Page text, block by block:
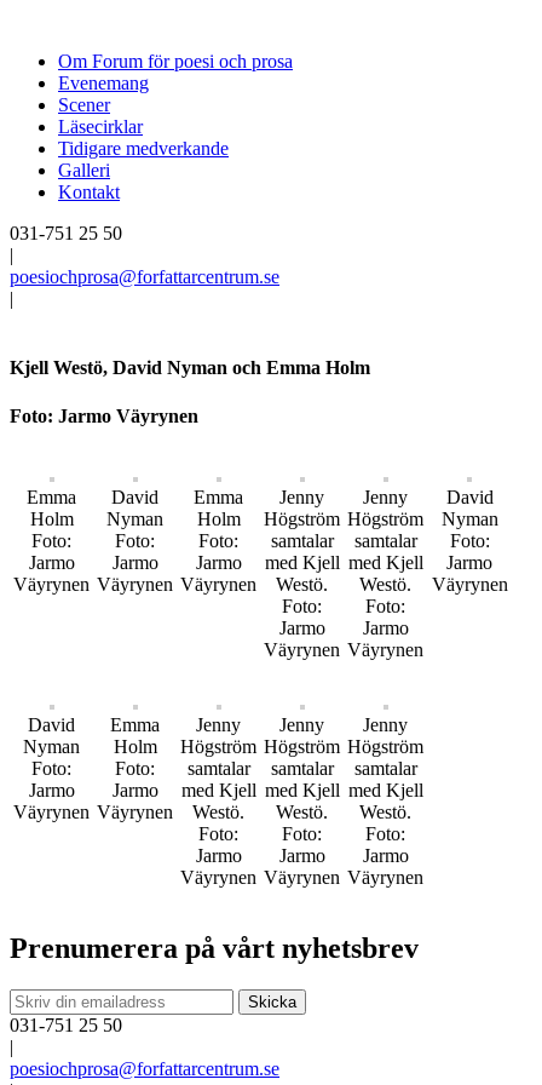
Om Forum för poesi och prosa
Evenemang
Scener
Läsecirklar
Tidigare medverkande
Galleri
Kontakt
031-751 25 50
|
poesiochprosa@forfattarcentrum.se
|
Kjell Westö, David Nyman och Emma Holm
Foto: Jarmo Väyrynen
Emma
Holm
Foto:
Jarmo
Väyrynen
David
Nyman
Foto:
Jarmo
Väyrynen
Emma
Holm
Foto:
Jarmo
Väyrynen
Jenny
Högström
samtalar
med Kjell
Westö.
Foto:
Jarmo
Väyrynen
Jenny
Högström
samtalar
med Kjell
Westö.
Foto:
Jarmo
Väyrynen
David
Nyman
Foto:
Jarmo
Väyrynen
David
Nyman
Foto:
Jarmo
Väyrynen
Emma
Holm
Foto:
Jarmo
Väyrynen
Jenny
Högström
samtalar
med Kjell
Westö.
Foto:
Jarmo
Väyrynen
Jenny
Högström
samtalar
med Kjell
Westö.
Foto:
Jarmo
Väyrynen
Jenny
Högström
samtalar
med Kjell
Westö.
Foto:
Jarmo
Väyrynen
Prenumerera på vårt nyhetsbrev
031-751 25 50
|
poesiochprosa@forfattarcentrum.se